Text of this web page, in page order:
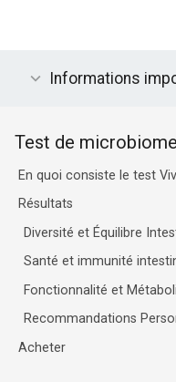
Informations
Test de
En quoi consiste le test
Résultats
Diversité et Équilibre
Santé et immunité
Fonctionnalité et
Recommandations
Acheter